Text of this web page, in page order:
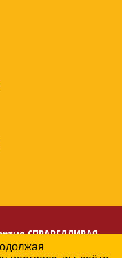
СПРАВЕДЛИВАЯ